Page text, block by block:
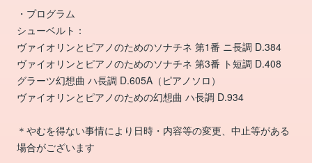
・プログラム
シューベルト：
ヴァイオリンとピアノのためのソナチネ 第1番 ニ長調 D.384
ヴァイオリンとピアノのためのソナチネ 第3番 ト短調 D.408
グラーツ幻想曲 ハ長調 D.605A（ピアノソロ）
ヴァイオリンとピアノのための幻想曲 ハ長調 D.934
＊やむを得ない事情により日時・内容等の変更、中止等がある
場合がございます